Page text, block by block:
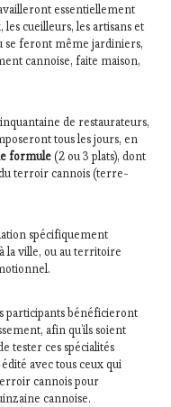
essentiellement
cueilleurs, les artisans et
se feront même jardiniers,
cannoise, faite maison,
de restaurateurs,
tous les jours, en
formule(2 ou 3 plats), dont
terroir cannois (terre-
spécifiquement
la ville, ou au territoire
participants bénéficieront
afin qu’ils soient
tester ces spécialités
avec tous ceux qui
cannois pour
cannoise.